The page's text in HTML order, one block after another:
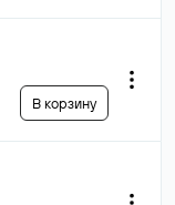
В корзину